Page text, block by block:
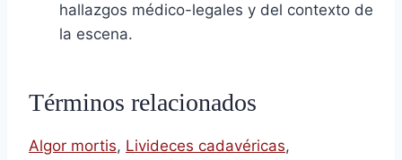
hallazgos médico-legales y del contexto de
la escena.
Términos relacionados
Algor mortis, Livideces cadavéricas,